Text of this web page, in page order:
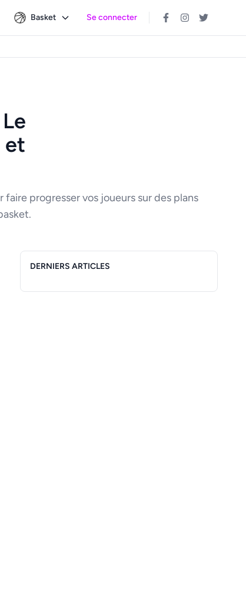
Basket Se connecter
et
progresser vos joueurs sur des plans
Panneau latéral
DERNIERS ARTICLES